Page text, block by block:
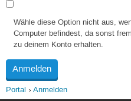
Wähle diese Option nicht aus,
Computer befindest, da sonst
zu deinem Konto erhalten.
Portal Anmelden